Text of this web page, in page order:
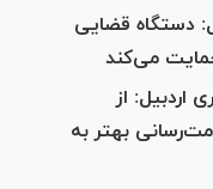
دستگاه قضایی
می‌کند
اردبیل: از
بهتر به